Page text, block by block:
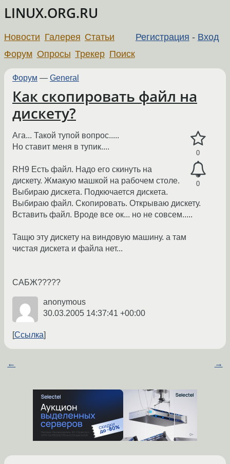
LINUX.ORG.RU
Регистрация - Вход
Новости Галерея Статьи
Форум Опросы Трекер Поиск
Форум — General
Как скопировать файл на
дискету?
0
0
Ага... Такой тупой вопрос.....
Но ставит меня в тупик....
RH9 Есть файл. Надо его скинуть на
дискету. Жмакую машкой на рабочем столе.
Выбираю дискета. Подкючается дискета.
Выбираю файл. Скопировать. Открываю дискету.
Вставить файл. Вроде все ок... но не совсем.....
Тащю эту дискету на виндовую машину. а там
чистая дискета и файла нет...
САБЖ?????
anonymous
30.03.2005 14:37:41 +00:00
Ссылка
← →